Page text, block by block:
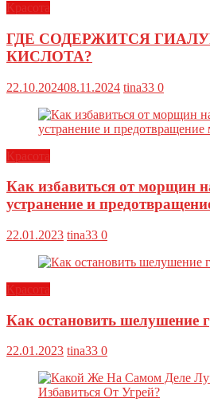
Красота
ГДЕ СОДЕРЖИТСЯ
КИСЛОТА?
22.10.202408.11.2024 tina33 0
Красота
Как избавиться от морщин
устранение и
22.01.2023 tina33 0
Красота
Как остановить шелушение
22.01.2023 tina33 0